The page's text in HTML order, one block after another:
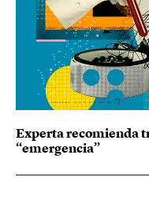
Experta recomienda
“emergencia”